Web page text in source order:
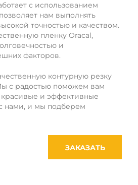
с использованием
нам выполнять
точностью и качеством.
пленку Oracal,
и
факторов.
контурную резку
с радостью поможем вам
красивые и эффективные
нами, и мы подберем
ЗАКАЗАТЬ